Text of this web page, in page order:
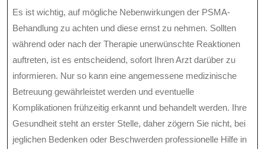
Es ist wichtig, auf mögliche Nebenwirkungen der PSMA-
Behandlung zu achten und diese ernst zu nehmen. Sollten
während oder nach der Therapie unerwünschte Reaktionen
auftreten, ist es entscheidend, sofort Ihren Arzt darüber zu
informieren. Nur so kann eine angemessene medizinische
Betreuung gewährleistet werden und eventuelle
Komplikationen frühzeitig erkannt und behandelt werden. Ihre
Gesundheit steht an erster Stelle, daher zögern Sie nicht, bei
jeglichen Bedenken oder Beschwerden professionelle Hilfe in